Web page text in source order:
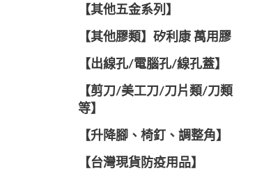
【其他五金系列】
【其他膠類】矽利康 萬用膠
【出線孔/電腦孔/線孔蓋】
【剪刀/美工刀/刀片類/刀類
等】
【升降腳、椅釘、調整角】
【台灣現貨防疫用品】